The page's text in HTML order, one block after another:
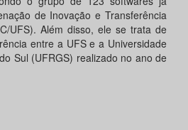
de Inovação e Transferência
UFS). Além disso, ele se trata de
entre a UFS e a Universidade
Sul (UFRGS) realizado no ano de